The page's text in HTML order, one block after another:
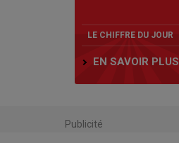
LE CHIFFRE DU JOUR
EN SAVOIR PLUS
Publicité